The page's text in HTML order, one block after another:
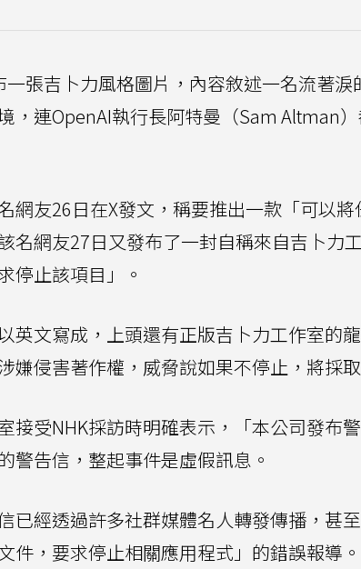
一張吉卜力風格圖片，內容敘述一名流著
，連OpenAI執行長阿特曼（Sam Altman
網友26日在X發文，稱要推出一款「可以
名網友27日又發布了一封自稱來自吉卜力
停止該項目」。
英文寫成，上頭還有正版吉卜力工作室的
嫌侵害著作權，威脅說如果不停止，將採
接受NHK採訪時明確表示，「本公司發布
警告信，整起事件是虛假訊息。
已經透過許多社群媒體名人轉發傳播，甚
件，要求停止相關應用程式」的錯誤報導。